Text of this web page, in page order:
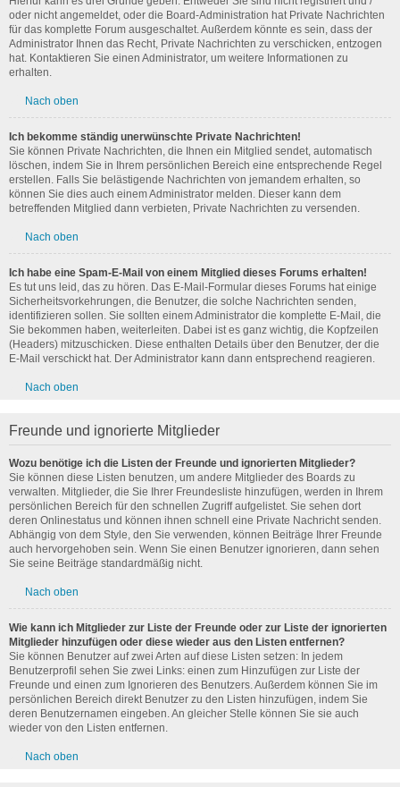
oder nicht angemeldet, oder die Board-Administration hat Private Nachrichten
für das komplette Forum ausgeschaltet. Außerdem könnte es sein, dass der
Administrator Ihnen das Recht, Private Nachrichten zu verschicken, entzogen
hat. Kontaktieren Sie einen Administrator, um weitere Informationen zu
erhalten.
Nach oben
Ich bekomme ständig unerwünschte Private Nachrichten!
Sie können Private Nachrichten, die Ihnen ein Mitglied sendet, automatisch
löschen, indem Sie in Ihrem persönlichen Bereich eine entsprechende Regel
erstellen. Falls Sie belästigende Nachrichten von jemandem erhalten, so
können Sie dies auch einem Administrator melden. Dieser kann dem
betreffenden Mitglied dann verbieten, Private Nachrichten zu versenden.
Nach oben
Ich habe eine Spam-E-Mail von einem Mitglied dieses Forums erhalten!
Es tut uns leid, das zu hören. Das E-Mail-Formular dieses Forums hat einige
Sicherheitsvorkehrungen, die Benutzer, die solche Nachrichten senden,
identifizieren sollen. Sie sollten einem Administrator die komplette E-Mail, die
Sie bekommen haben, weiterleiten. Dabei ist es ganz wichtig, die Kopfzeilen
(Headers) mitzuschicken. Diese enthalten Details über den Benutzer, der die
E-Mail verschickt hat. Der Administrator kann dann entsprechend reagieren.
Nach oben
Freunde und ignorierte Mitglieder
Wozu benötige ich die Listen der Freunde und ignorierten Mitglieder?
Sie können diese Listen benutzen, um andere Mitglieder des Boards zu
verwalten. Mitglieder, die Sie Ihrer Freundesliste hinzufügen, werden in Ihrem
persönlichen Bereich für den schnellen Zugriff aufgelistet. Sie sehen dort
deren Onlinestatus und können ihnen schnell eine Private Nachricht senden.
Abhängig von dem Style, den Sie verwenden, können Beiträge Ihrer Freunde
auch hervorgehoben sein. Wenn Sie einen Benutzer ignorieren, dann sehen
Sie seine Beiträge standardmäßig nicht.
Nach oben
Wie kann ich Mitglieder zur Liste der Freunde oder zur Liste der ignorierten
Mitglieder hinzufügen oder diese wieder aus den Listen entfernen?
Sie können Benutzer auf zwei Arten auf diese Listen setzen: In jedem
Benutzerprofil sehen Sie zwei Links: einen zum Hinzufügen zur Liste der
Freunde und einen zum Ignorieren des Benutzers. Außerdem können Sie im
persönlichen Bereich direkt Benutzer zu den Listen hinzufügen, indem Sie
deren Benutzernamen eingeben. An gleicher Stelle können Sie sie auch
wieder von den Listen entfernen.
Nach oben